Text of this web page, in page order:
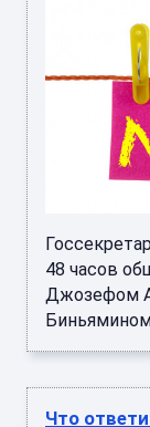
48 часов
Джозефом
Что